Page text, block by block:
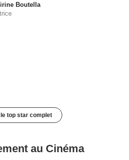
Boutella
top star complet
au Cinéma